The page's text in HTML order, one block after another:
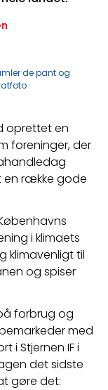
de pant og
oprettet en
foreninger, der
en række gode
i klimaets
klimavenligt til
og spiser
forbrug og
med
i Stjernen IF i
det sidste
gøre det: